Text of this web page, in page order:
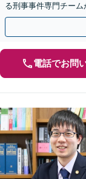
る刑事事件専門チーム
電話でお問